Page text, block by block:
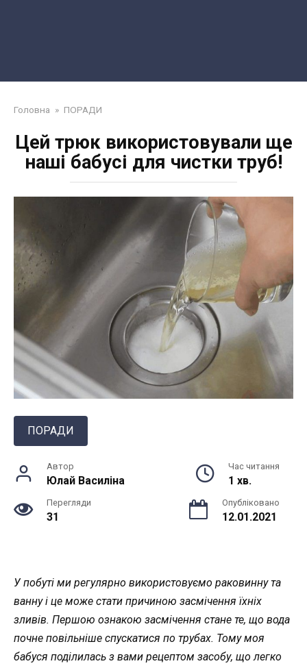
Головна » ПОРАДИ
Цей трюк використовували ще
наші бабусі для чистки труб!
ПОРАДИ
Автор
Юлай Василiна
Час читання
1 хв.
Перегляди
31
Опубліковано
12.01.2021
У побуті ми регулярно використовуємо раковинну та
ванну і це може стати причиною засмічення їхніх
зливів. Першою ознакою засмічення стане те, що вода
почне повільніше спускатися по трубах. Тому моя
бабуся поділилась з вами рецептом засобу, що легко